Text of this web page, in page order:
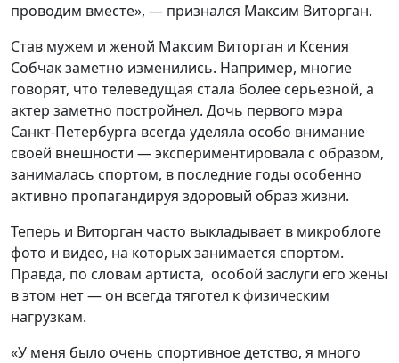
проводим вместе», — признался Максим Виторган.
Став мужем и женой Максим Виторган и Ксения
Собчак заметно изменились. Например, многие
говорят, что телеведущая стала более серьезной, а
актер заметно постройнел. Дочь первого мэра
Санкт-Петербурга всегда уделяла особо внимание
своей внешности — экспериментировала с образом,
занималась спортом, в последние годы особенно
активно пропагандируя здоровый образ жизни.
Теперь и Виторган часто выкладывает в микроблоге
фото и видео, на которых занимается спортом.
Правда, по словам артиста, особой заслуги его жены
в этом нет — он всегда тяготел к физическим
нагрузкам.
«У меня было очень спортивное детство, я много